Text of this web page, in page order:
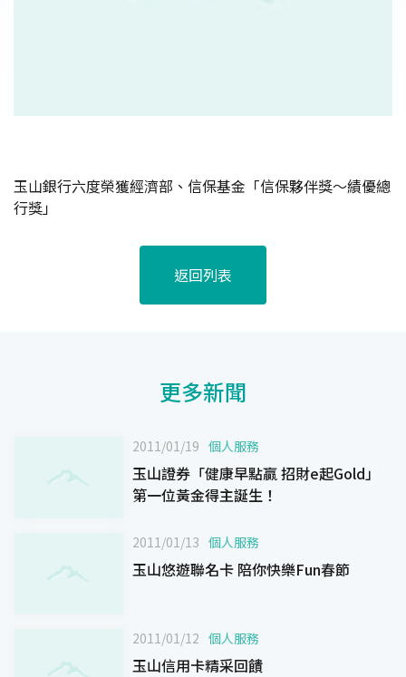
玉山銀行六度榮獲經濟部、信保基金「信保夥伴獎～績優總
行獎」
返回列表
更多新聞
2011/01/19 個人服務
玉山證券「健康早點贏 招財e起Gold」
第一位黃金得主誕生！
2011/01/13 個人服務
玉山悠遊聯名卡 陪你快樂Fun春節
2011/01/12 個人服務
玉山信用卡精采回饋